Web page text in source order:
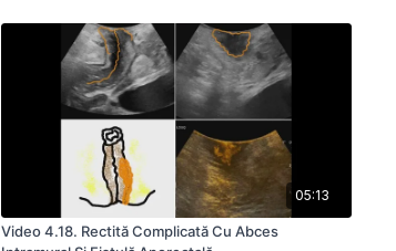
05:13
Video 4.18. Rectită Complicată Cu Abces